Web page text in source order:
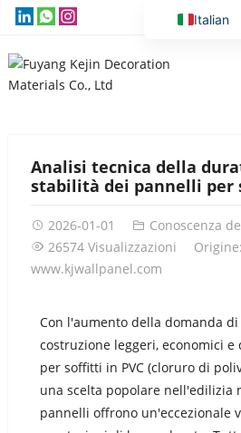
Analisi tecnica della
stabilità dei pannelli per
2026-01-01
Conoscenza
26574 Visualizzazioni
Origine:
www.kjwallpanel.com
Con l'aumento della domanda
costruzione leggeri, economici
per soffitti in PVC (cloruro di
una scelta popolare nell'edilizia
pannelli offrono un'eccezionale
Italian
Malay
Kazakh
Korean
Arabic
Uzbek
Spanish
Portuguese